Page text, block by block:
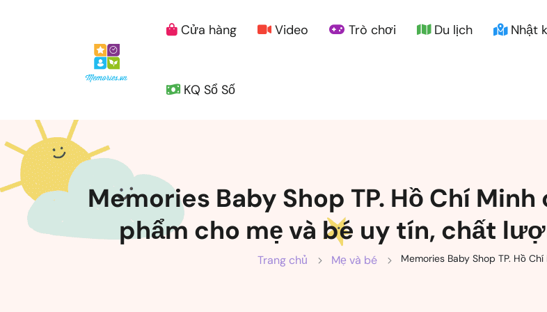
Cửa hàng Video Trò chơi Du lịch Nhật
KQ Sổ Số
Memories Baby Shop TP. Hồ Chí
phẩm cho mẹ và bé uy tín, chất
Trang chủ Mẹ và bé Memories Baby Shop TP. Hồ